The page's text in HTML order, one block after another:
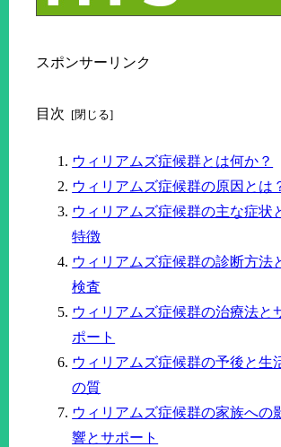
スポンサーリンク
目次
ウィリアムズ症候群とは何か？
ウィリアムズ症候群の原因とは
ウィリアムズ症候群の主な症状
特徴
ウィリアムズ症候群の診断方法
検査
ウィリアムズ症候群の治療法と
ポート
ウィリアムズ症候群の予後と生
の質
ウィリアムズ症候群の家族への
響とサポート